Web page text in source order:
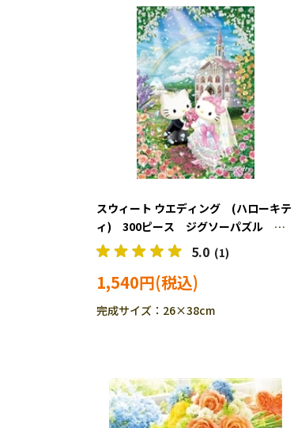
スウィート ウエディング (ハローキテ
ィ) 300ピース ジグソーパズル
BEV-300-122
5.0 (1)
1,540円
完成サイズ：26×38cm